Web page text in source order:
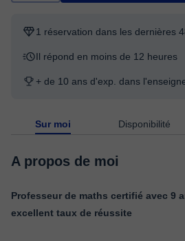
1 réservation dans les dernières
Il répond en moins de 12 heures
+ de 10 ans d'exp. dans
Sur moi Disponibilité
A propos de moi
Professeur de maths certifié avec 9
excellent taux de réussite